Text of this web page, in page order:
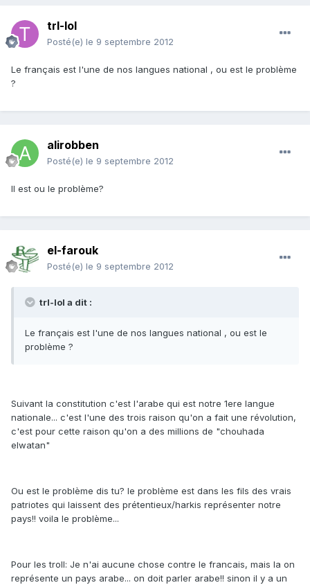
trl-lol
Posté(e) le 9 septembre 2012
Le français est l'une de nos langues national , ou est le problème
?
alirobben
Posté(e) le 9 septembre 2012
Il est ou le problème?
el-farouk
Posté(e) le 9 septembre 2012
trl-lol a dit :
Le français est l'une de nos langues national , ou est le
problème ?
Suivant la constitution c'est l'arabe qui est notre 1ere langue
nationale... c'est l'une des trois raison qu'on a fait une révolution,
c'est pour cette raison qu'on a des millions de "chouhada
elwatan"
Ou est le problème dis tu? le problème est dans les fils des vrais
patriotes qui laissent des prétentieux/harkis représenter notre
pays!! voila le problème...
Pour les troll: Je n'ai aucune chose contre le francais, mais la on
représente un pays arabe... on doit parler arabe!! sinon il y a un